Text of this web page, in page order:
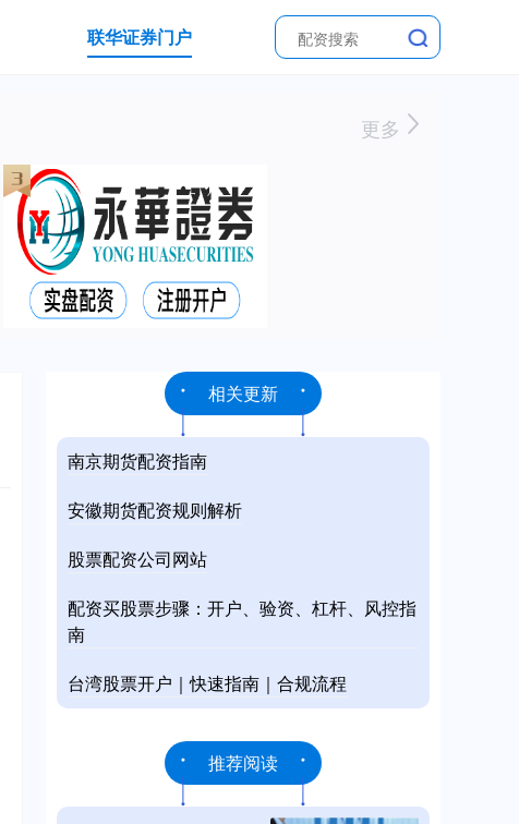
联华证券门户
更多
相关更新
南京期货配资指南
安徽期货配资规则解析
股票配资公司网站
配资买股票步骤：开户、验资、杠杆、风控指
南
台湾股票开户｜快速指南｜合规流程
推荐阅读